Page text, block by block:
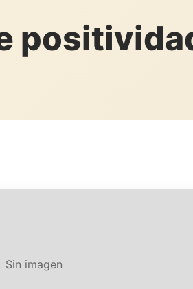
Sin imagen